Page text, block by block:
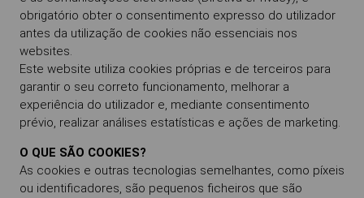
obrigatório obter o consentimento expresso do utilizador
antes da utilização de cookies não essenciais nos
websites.
Este website utiliza cookies próprias e de terceiros para
garantir o seu correto funcionamento, melhorar a
experiência do utilizador e, mediante consentimento
prévio, realizar análises estatísticas e ações de marketing.
O QUE SÃO COOKIES?
As cookies e outras tecnologias semelhantes, como píxeis
ou identificadores, são pequenos ficheiros que são